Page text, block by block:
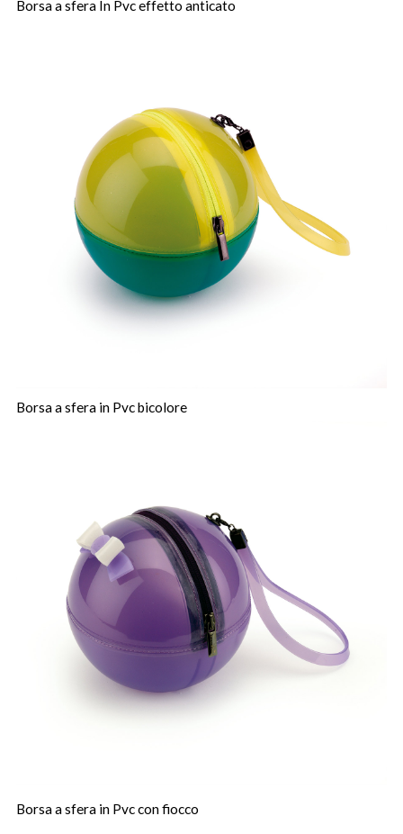
Borsa a sfera In Pvc effetto anticato
Borsa a sfera in Pvc bicolore
Borsa a sfera in Pvc con fiocco